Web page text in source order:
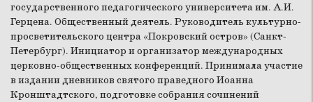
государственного педагогического университета им. А.И.
Герцена. Общественный деятель. Руководитель культурно-
просветительского центра «Покровский остров» (Санкт-
Петербург). Инициатор и организатор международных
церковно-общественных конференций. Принимала участие
в издании дневников святого праведного Иоанна
Кронштадтского, подготовке собрания сочинений